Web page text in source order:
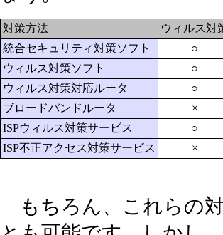
対策方法
ウィルス対
統合セキュリティ対策ソフト
○
ウィルス対策ソフト
○
ウィルス対策対応ルータ
○
ブロードバンドルータ
×
ISPウィルス対策サービス
○
ISP不正アクセス対策サービス
×
もちろん、これらの